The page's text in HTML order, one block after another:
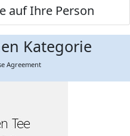
auf Ihre Person
Kategorie
Agreement